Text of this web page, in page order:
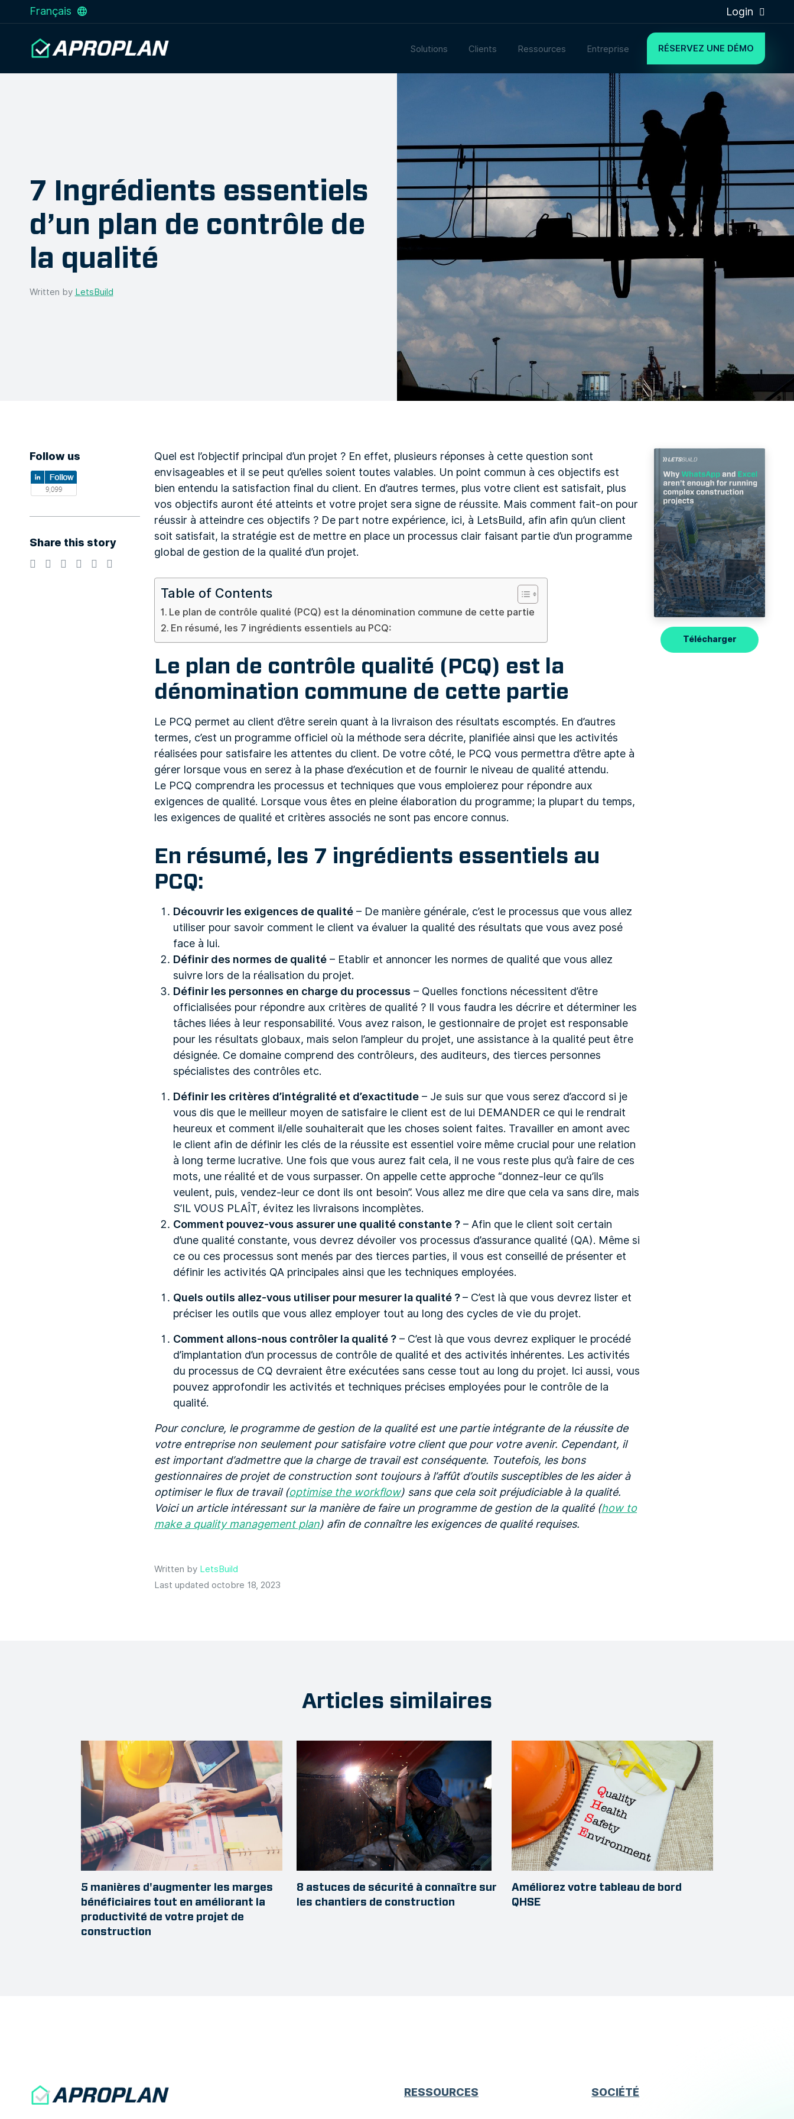
Français Login
Solutions Clients Ressources Entreprise RÉSERVEZ UNE DÉMO
7 Ingrédients essentiels
d’un plan de contrôle de
la qualité
Written by LetsBuild
Follow us
Share this story
Quel est l’objectif principal d’un projet ? En effet, plusieurs réponses à cette question sont
envisageables et il se peut qu’elles soient toutes valables. Un point commun à ces objectifs est
bien entendu la satisfaction final du client. En d’autres termes, plus votre client est satisfait, plus
vos objectifs auront été atteints et votre projet sera signe de réussite. Mais comment fait-on pour
réussir à atteindre ces objectifs ? De part notre expérience, ici, à LetsBuild, afin afin qu’un client
soit satisfait, la stratégie est de mettre en place un processus clair faisant partie d’un programme
global de gestion de la qualité d’un projet.
Table of Contents
Le plan de contrôle qualité (PCQ) est la dénomination commune de cette partie
En résumé, les 7 ingrédients essentiels au PCQ:
Le plan de contrôle qualité (PCQ) est la
dénomination commune de cette partie
Le PCQ permet au client d’être serein quant à la livraison des résultats escomptés. En d’autres
termes, c’est un programme officiel où la méthode sera décrite, planifiée ainsi que les activités
réalisées pour satisfaire les attentes du client. De votre côté, le PCQ vous permettra d’être apte à
gérer lorsque vous en serez à la phase d’exécution et de fournir le niveau de qualité attendu.
Le PCQ comprendra les processus et techniques que vous emploierez pour répondre aux
exigences de qualité. Lorsque vous êtes en pleine élaboration du programme; la plupart du temps,
les exigences de qualité et critères associés ne sont pas encore connus.
En résumé, les 7 ingrédients essentiels au
PCQ:
Découvrir les exigences de qualité– De manière générale, c’est le processus que vous allez
utiliser pour savoir comment le client va évaluer la qualité des résultats que vous avez posé
face à lui.
Définir des normes de qualité– Etablir et annoncer les normes de qualité que vous allez
suivre lors de la réalisation du projet.
Définir les personnes en charge du processus – Quelles fonctions nécessitent d’être
officialisées pour répondre aux critères de qualité ? Il vous faudra les décrire et déterminer les
tâches liées à leur responsabilité. Vous avez raison, le gestionnaire de projet est responsable
pour les résultats globaux, mais selon l’ampleur du projet, une assistance à la qualité peut être
désignée. Ce domaine comprend des contrôleurs, des auditeurs, des tierces personnes
spécialistes des contrôles etc.
Définir les critères d’intégralité et d’exactitude– Je suis sur que vous serez d’accord si je
vous dis que le meilleur moyen de satisfaire le client est de lui DEMANDER ce qui le rendrait
heureux et comment il/elle souhaiterait que les choses soient faites. Travailler en amont avec
le client afin de définir les clés de la réussite est essentiel voire même crucial pour une relation
à long terme lucrative. Une fois que vous aurez fait cela, il ne vous reste plus qu’à faire de ces
mots, une réalité et de vous surpasser. On appelle cette approche “donnez-leur ce qu’ils
veulent, puis, vendez-leur ce dont ils ont besoin”. Vous allez me dire que cela va sans dire, mais
S’IL VOUS PLAÎT, évitez les livraisons incomplètes.
Comment pouvez-vous assurer une qualité constante ?– Afin que le client soit certain
d’une qualité constante, vous devrez dévoiler vos processus d’assurance qualité (QA). Même si
ce ou ces processus sont menés par des tierces parties, il vous est conseillé de présenter et
définir les activités QA principales ainsi que les techniques employées.
Quels outils allez-vous utiliser pour mesurer la qualité ?– C’est là que vous devrez lister et
préciser les outils que vous allez employer tout au long des cycles de vie du projet.
Comment allons-nous contrôler la qualité ?– C’est là que vous devrez expliquer le procédé
d’implantation d’un processus de contrôle de qualité et des activités inhérentes. Les activités
du processus de CQ devraient être exécutées sans cesse tout au long du projet. Ici aussi, vous
pouvez approfondir les activités et techniques précises employées pour le contrôle de la
qualité.
Pour conclure, le programme de gestion de la qualité est une partie intégrante de la réussite de
votre entreprise non seulement pour satisfaire votre client que pour votre avenir. Cependant, il
est important d’admettre que la charge de travail est conséquente. Toutefois, les bons
gestionnaires de projet de construction sont toujours à l’affût d’outils susceptibles de les aider à
optimiser le flux de travail (optimise the workflow) sans que cela soit préjudiciable à la qualité.
Voici un article intéressant sur la manière de faire un programme de gestion de la qualité (how to
make a quality management plan) afin de connaître les exigences de qualité requises.
Written by LetsBuild
Last updated octobre 18, 2023
Télécharger
Articles similaires
5 manières d'augmenter les marges
bénéficiaires tout en améliorant la
productivité de votre projet de
construction
8 astuces de sécurité à connaître sur
les chantiers de construction
Améliorez votre tableau de bord
QHSE
RESSOURCES SOCIÉTÉ